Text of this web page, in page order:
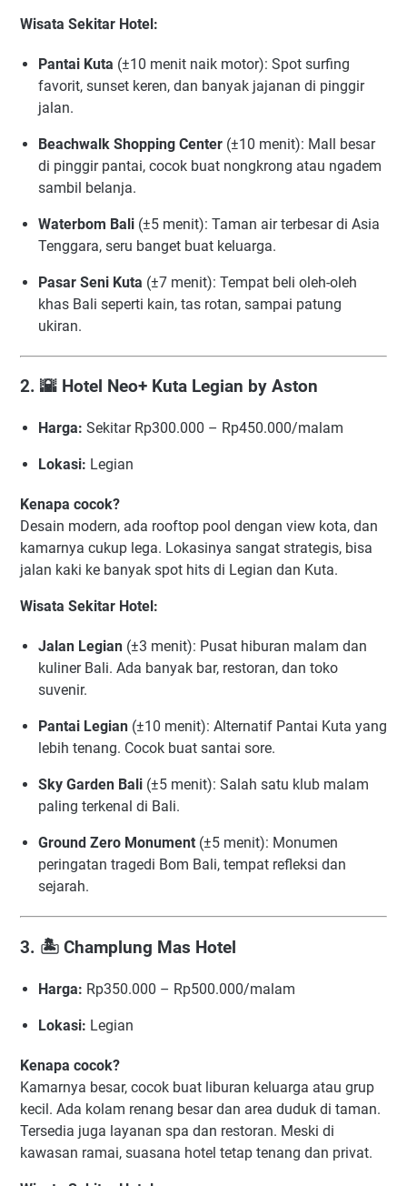
Wisata Sekitar Hotel:
Pantai Kuta (±10 menit naik motor): Spot surfing
favorit, sunset keren, dan banyak jajanan di pinggir
jalan.
Beachwalk Shopping Center (±10 menit): Mall besar
di pinggir pantai, cocok buat nongkrong atau ngadem
sambil belanja.
Waterbom Bali (±5 menit): Taman air terbesar di Asia
Tenggara, seru banget buat keluarga.
Pasar Seni Kuta (±7 menit): Tempat beli oleh-oleh
khas Bali seperti kain, tas rotan, sampai patung
ukiran.
2. 🌇 Hotel Neo+ Kuta Legian by Aston
Harga: Sekitar Rp300.000 – Rp450.000/malam
Lokasi: Legian
Kenapa cocok?
Desain modern, ada rooftop pool dengan view kota, dan
kamarnya cukup lega. Lokasinya sangat strategis, bisa
jalan kaki ke banyak spot hits di Legian dan Kuta.
Wisata Sekitar Hotel:
Jalan Legian (±3 menit): Pusat hiburan malam dan
kuliner Bali. Ada banyak bar, restoran, dan toko
suvenir.
Pantai Legian (±10 menit): Alternatif Pantai Kuta yang
lebih tenang. Cocok buat santai sore.
Sky Garden Bali (±5 menit): Salah satu klub malam
paling terkenal di Bali.
Ground Zero Monument (±5 menit): Monumen
peringatan tragedi Bom Bali, tempat refleksi dan
sejarah.
3. 🏝️ Champlung Mas Hotel
Harga: Rp350.000 – Rp500.000/malam
Lokasi: Legian
Kenapa cocok?
Kamarnya besar, cocok buat liburan keluarga atau grup
kecil. Ada kolam renang besar dan area duduk di taman.
Tersedia juga layanan spa dan restoran. Meski di
kawasan ramai, suasana hotel tetap tenang dan privat.